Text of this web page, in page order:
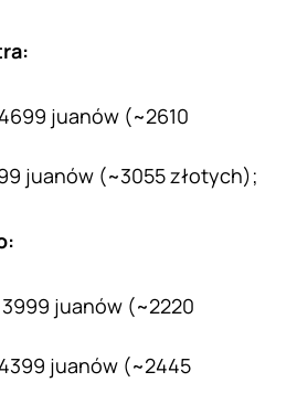
4699 juanów (~2610
juanów (~3055 złotych);
3999 juanów (~2220
4399 juanów (~2445